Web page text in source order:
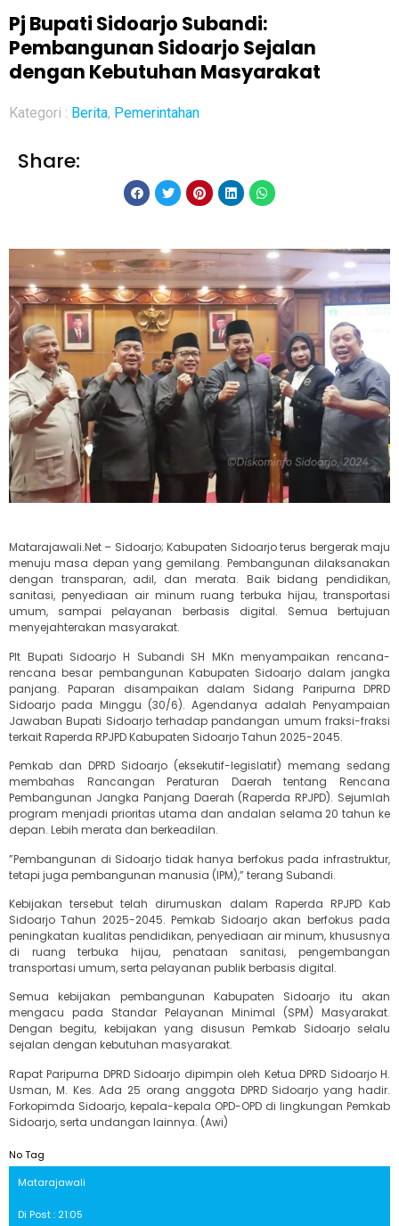
Pj Bupati Sidoarjo Subandi:
Pembangunan Sidoarjo Sejalan
dengan Kebutuhan Masyarakat
Kategori : Berita, Pemerintahan
Share:
Matarajawali.Net – Sidoarjo; Kabupaten Sidoarjo terus bergerak maju
menuju masa depan yang gemilang. Pembangunan dilaksanakan
dengan transparan, adil, dan merata. Baik bidang pendidikan,
sanitasi, penyediaan air minum ruang terbuka hijau, transportasi
umum, sampai pelayanan berbasis digital. Semua bertujuan
menyejahterakan masyarakat.
Plt Bupati Sidoarjo H Subandi SH MKn menyampaikan rencana-
rencana besar pembangunan Kabupaten Sidoarjo dalam jangka
panjang. Paparan disampaikan dalam Sidang Paripurna DPRD
Sidoarjo pada Minggu (30/6). Agendanya adalah Penyampaian
Jawaban Bupati Sidoarjo terhadap pandangan umum fraksi-fraksi
terkait Raperda RPJPD Kabupaten Sidoarjo Tahun 2025-2045.
Pemkab dan DPRD Sidoarjo (eksekutif-legislatif) memang sedang
membahas Rancangan Peraturan Daerah tentang Rencana
Pembangunan Jangka Panjang Daerah (Raperda RPJPD). Sejumlah
program menjadi prioritas utama dan andalan selama 20 tahun ke
depan. Lebih merata dan berkeadilan.
”Pembangunan di Sidoarjo tidak hanya berfokus pada infrastruktur,
tetapi juga pembangunan manusia (IPM),” terang Subandi.
Kebijakan tersebut telah dirumuskan dalam Raperda RPJPD Kab
Sidoarjo Tahun 2025-2045. Pemkab Sidoarjo akan berfokus pada
peningkatan kualitas pendidikan, penyediaan air minum, khususnya
di ruang terbuka hijau, penataan sanitasi, pengembangan
transportasi umum, serta pelayanan publik berbasis digital.
Semua kebijakan pembangunan Kabupaten Sidoarjo itu akan
mengacu pada Standar Pelayanan Minimal (SPM) Masyarakat.
Dengan begitu, kebijakan yang disusun Pemkab Sidoarjo selalu
sejalan dengan kebutuhan masyarakat.
Rapat Paripurna DPRD Sidoarjo dipimpin oleh Ketua DPRD Sidoarjo H.
Usman, M. Kes. Ada 25 orang anggota DPRD Sidoarjo yang hadir.
Forkopimda Sidoarjo, kepala-kepala OPD-OPD di lingkungan Pemkab
Sidoarjo, serta undangan lainnya. (Awi)
No Tag
Matarajawali
Di Post : 21:05